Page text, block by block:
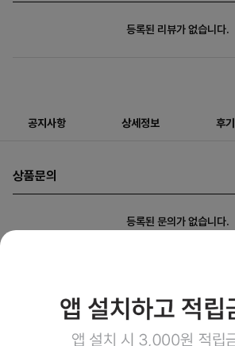
등록된 리뷰가 없습니다.
공지사항 상세정보 후기
상품문의
등록된 문의가 없습니다.